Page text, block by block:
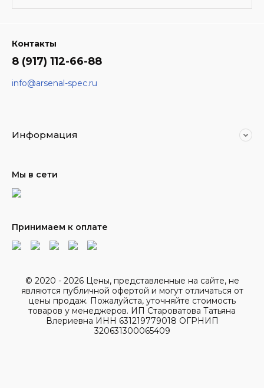
Контакты
8 (917) 112-66-88
info@arsenal-spec.ru
Информация
Мы в сети
Принимаем к оплате
© 2020 - 2026 Цены, представленные на сайте, не
являются публичной офертой и могут отличаться от
цены продаж. Пожалуйста, уточняйте стоимость
товаров у менеджеров. ИП Староватова Татьяна
Влериевна ИНН 631219779018 ОГРНИП
320631300065409